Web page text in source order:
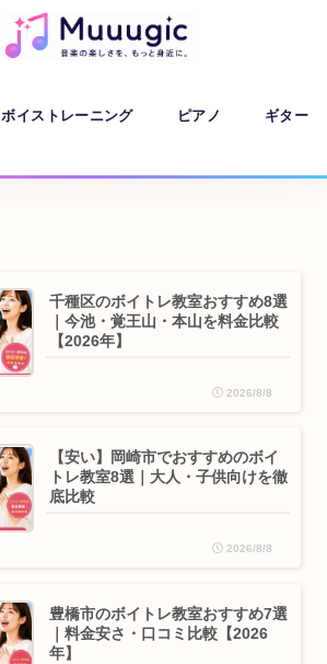
ボイストレーニング ピアノ ギター
千種区のボイトレ教室おすすめ8選
｜今池・覚王山・本山を料金比較
【2026年】
2026/8/8
【安い】岡崎市でおすすめのボイ
トレ教室8選｜大人・子供向けを徹
底比較
2026/8/8
豊橋市のボイトレ教室おすすめ7選
｜料金安さ・口コミ比較【2026
年】